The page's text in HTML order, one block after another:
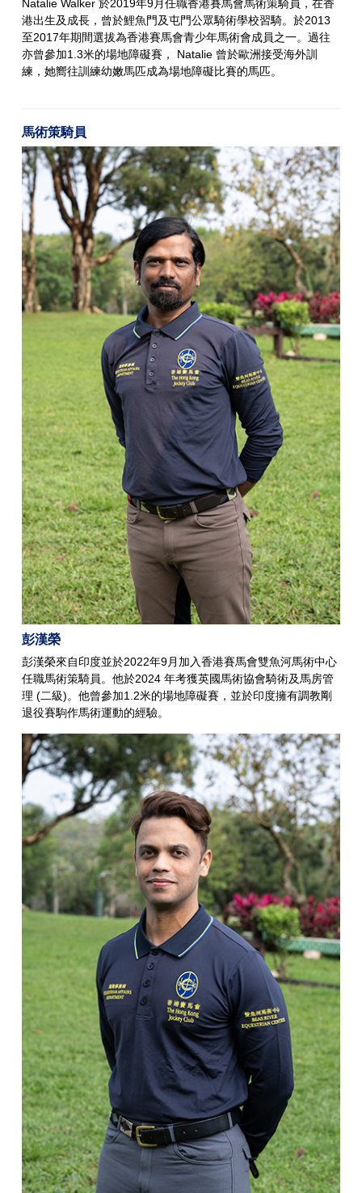
Natalie Walker 於2019年9月任職香港賽馬會馬術策騎員，在香
港出生及成長，曾於鯉魚門及屯門公眾騎術學校習騎。於2013
至2017年期間選拔為香港賽馬會青少年馬術會成員之一。過往
亦曾參加1.3米的場地障礙賽， Natalie 曾於歐洲接受海外訓
練，她嚮往訓練幼嫩馬匹成為場地障礙比賽的馬匹。
馬術策騎員
彭漢榮
彭漢榮來自印度並於2022年9月加入香港賽馬會雙魚河馬術中心
任職馬術策騎員。他於2024 年考獲英國馬術協會騎術及馬房管
理 (二級)。他曾參加1.2米的場地障礙賽，並於印度擁有調教剛
退役賽駒作馬術運動的經驗。